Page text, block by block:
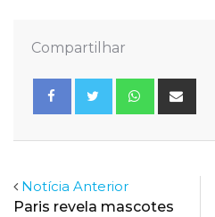
Compartilhar
Whatsapp
Notícia Anterior
Paris revela mascotes